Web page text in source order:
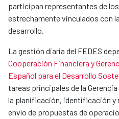
participan representantes de
estrechamente vinculados con
desarrollo.
La gestión diaria del FEDES
Cooperación Financiera y
Español para el Desarrollo
tareas principales de la
la planificación, identificación y
envío de propuestas de